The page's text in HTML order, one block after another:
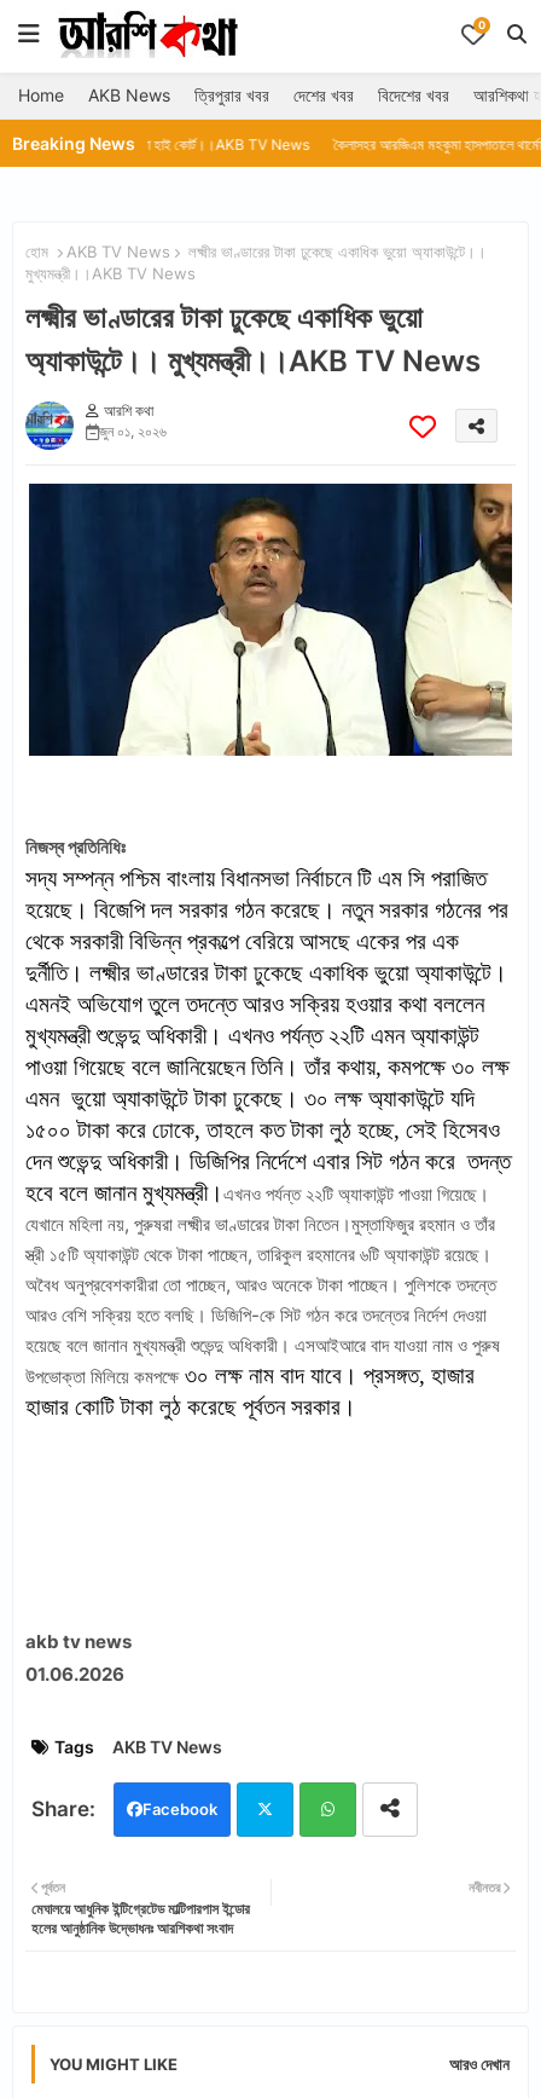
0
Home AKB News ত্রিপুরার খবর দেশের খবর বিদেশের খবর আরশিকথা
Breaking News
হাই কোর্ট।।AKB TV News কৈলাসহর আরজিএম মহকুমা হাসপাতালে থার্মোমিটার নেই।।AKB
হোম AKB TV News
লক্ষ্মীর ভাণ্ডারের টাকা ঢুকেছে একাধিক ভুয়ো অ্যাকাউন্টে।।
মুখ্যমন্ত্রী।।AKB TV News
লক্ষ্মীর ভাণ্ডারের টাকা ঢুকেছে একাধিক ভুয়ো
অ্যাকাউন্টে।। মুখ্যমন্ত্রী।।AKB TV News
আরশি কথা
জুন ০১, ২০২৬
নিজস্ব প্রতিনিধিঃ
সদ্য সম্পন্ন পশ্চিম বাংলায় বিধানসভা নির্বাচনে টি এম সি পরাজিত
হয়েছে। বিজেপি দল সরকার গঠন করেছে। নতুন সরকার গঠনের পর
থেকে সরকারী বিভিন্ন প্রকল্পে বেরিয়ে আসছে একের পর এক
দুর্নীতি। লক্ষ্মীর ভাণ্ডারের টাকা ঢুকেছে একাধিক ভুয়ো অ্যাকাউন্টে।
এমনই অভিযোগ তুলে তদন্তে আরও সক্রিয় হওয়ার কথা বললেন
মুখ্যমন্ত্রী শুভেন্দু অধিকারী। এখনও পর্যন্ত ২২টি এমন অ্যাকাউন্ট
পাওয়া গিয়েছে বলে জানিয়েছেন তিনি। তাঁর কথায়, কমপক্ষে ৩০ লক্ষ
এমন ভুয়ো অ্যাকাউন্টে টাকা ঢুকেছে। ৩০ লক্ষ অ্যাকাউন্টে যদি
১৫০০ টাকা করে ঢোকে, তাহলে কত টাকা লুঠ হচ্ছে, সেই হিসেবও
দেন শুভেন্দু অধিকারী। ডিজিপির নির্দেশে এবার সিট গঠন করে তদন্ত
হবে বলে জানান মুখ্যমন্ত্রী। এখনও পর্যন্ত ২২টি অ্যাকাউন্ট পাওয়া গিয়েছে।
যেখানে মহিলা নয়, পুরুষরা লক্ষ্মীর ভাণ্ডারের টাকা নিতেন।মুস্তাফিজুর রহমান ও তাঁর
স্ত্রী ১৫টি অ্যাকাউন্ট থেকে টাকা পাচ্ছেন, তারিকুল রহমানের ৬টি অ্যাকাউন্ট রয়েছে।
অবৈধ অনুপ্রবেশকারীরা তো পাচ্ছেন, আরও অনেকে টাকা পাচ্ছেন। পুলিশকে তদন্তে
আরও বেশি সক্রিয় হতে বলছি। ডিজিপি-কে সিট গঠন করে তদন্তের নির্দেশ দেওয়া
হয়েছে বলে জানান মুখ্যমন্ত্রী শুভেন্দু অধিকারী। এসআইআরে বাদ যাওয়া নাম ও পুরুষ
উপভোক্তা মিলিয়ে কমপক্ষে ৩০ লক্ষ নাম বাদ যাবে। প্রসঙ্গত, হাজার
হাজার কোটি টাকা লুঠ করেছে পূর্বতন সরকার।
akb tv news
01.06.2026
Tags AKB TV News
Facebook
নবীনতর
পূর্বতন
মেঘালয়ে আধুনিক ইন্টিগ্রেটেড মাল্টিপারপাস ইন্ডোর
হলের আনুষ্ঠানিক উদ্ভোধনঃ আরশিকথা সংবাদ
YOU MIGHT LIKE আরও দেখান